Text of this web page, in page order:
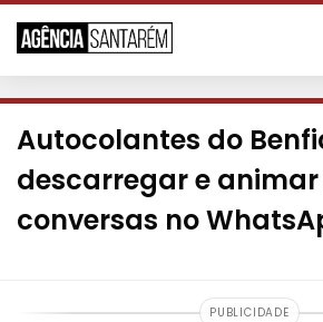
Autocolantes do
descarregar e
conversas no
PUBLICIDADE